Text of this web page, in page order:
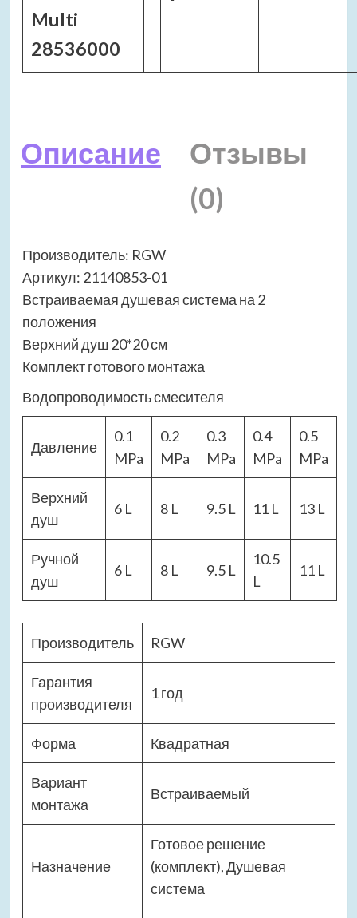
Multi
28536000
Описание
Отзывы
(0)
Производитель: RGW
Артикул: 21140853-01
Встраиваемая душевая система на 2
положения
Верхний душ 20*20 см
Комплект готового монтажа
Водопроводимость смесителя
Давление
0.1
MPa
0.2
MPa
0.3
MPa
0.4
MPa
0.5
MPa
Верхний
душ
6 L 8 L 9.5 L 11 L 13 L
Ручной
душ
6 L 8 L 9.5 L
10.5
L
11 L
Производитель RGW
Гарантия
производителя
1 год
Форма Квадратная
Вариант
монтажа
Встраиваемый
Назначение
Готовое решение
(комплект), Душевая
система